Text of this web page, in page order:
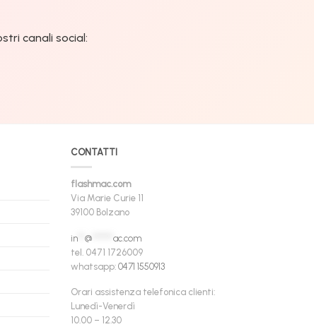
canali social:
CONTATTI
flashmac.com
Via Marie Curie 11
39100 Bolzano
in** @****** ac.com
tel. 0471 1726009
whatsapp: 0471 1550913
Orari assistenza telefonica clienti:
Lunedì-Venerdì
10.00 – 12.30